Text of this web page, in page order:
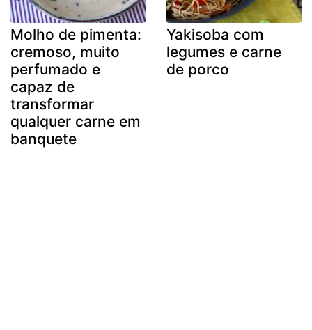
Molho de pimenta:
cremoso, muito
perfumado e
capaz de
transformar
qualquer carne em
banquete
Yakisoba com
legumes e carne
de porco